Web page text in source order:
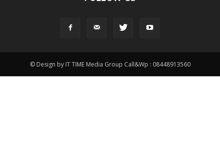
© Design by IT TIME Media Group Call&Wp : 08448913560